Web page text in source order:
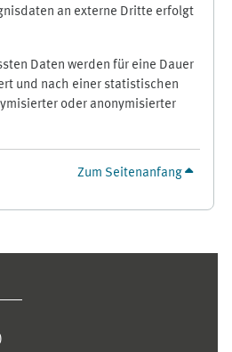
an externe Dritte erfolgt
Daten werden für eine Dauer
und nach einer statistischen
oder anonymisierter
Zum Seitenanfang